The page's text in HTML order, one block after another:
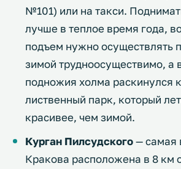
№101) или на такси.
лучше в теплое время года,
подъем нужно осуществлять
зимой трудноосуществимо, а
подножия холма раскинулся
лиственный парк, который
красивее, чем зимой.
Курган Пилсудского— самая
Кракова расположена в 8 км